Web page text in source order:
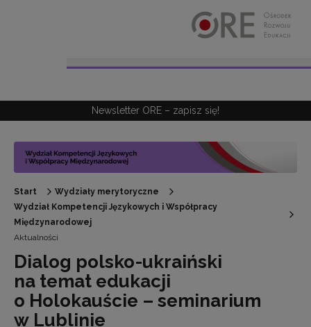
Newsletter ORE – zapisz się!
Start
Wydziały merytoryczne
Wydział Kompetencji Językowych i Współpracy
Międzynarodowej
Aktualności
Dialog polsko-ukraiński
na temat edukacji
o Holokauście – seminarium
w Lublinie